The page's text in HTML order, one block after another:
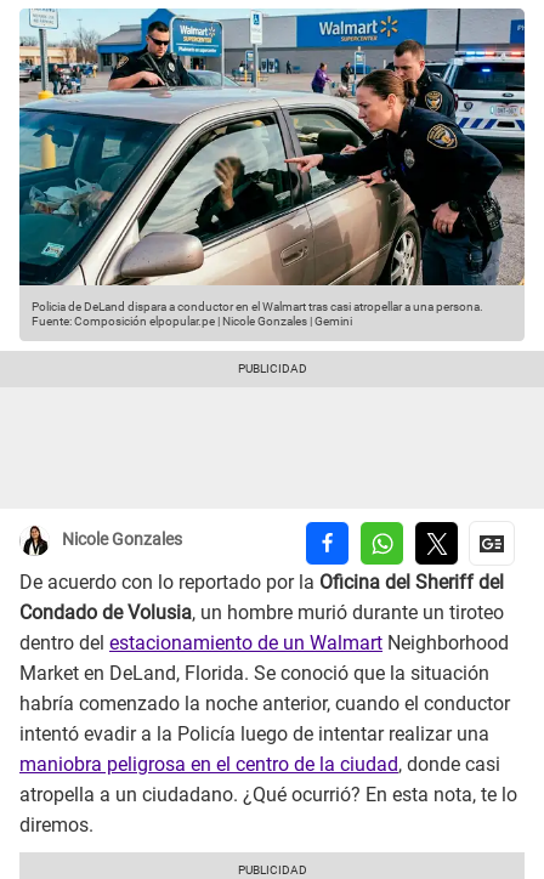
Policia de DeLand dispara a conductor en el Walmart tras casi atropellar a una persona.
Fuente: Composición elpopular.pe | Nicole Gonzales | Gemini
Nicole Gonzales
De acuerdo con lo reportado por la Oficina del Sheriff del
Condado de Volusia, un hombre murió durante un tiroteo
dentro del estacionamiento de un Walmart Neighborhood
Market en DeLand, Florida. Se conoció que la situación
habría comenzado la noche anterior, cuando el conductor
intentó evadir a la Policía luego de intentar realizar una
maniobra peligrosa en el centro de la ciudad, donde casi
atropella a un ciudadano. ¿Qué ocurrió? En esta nota, te lo
diremos.